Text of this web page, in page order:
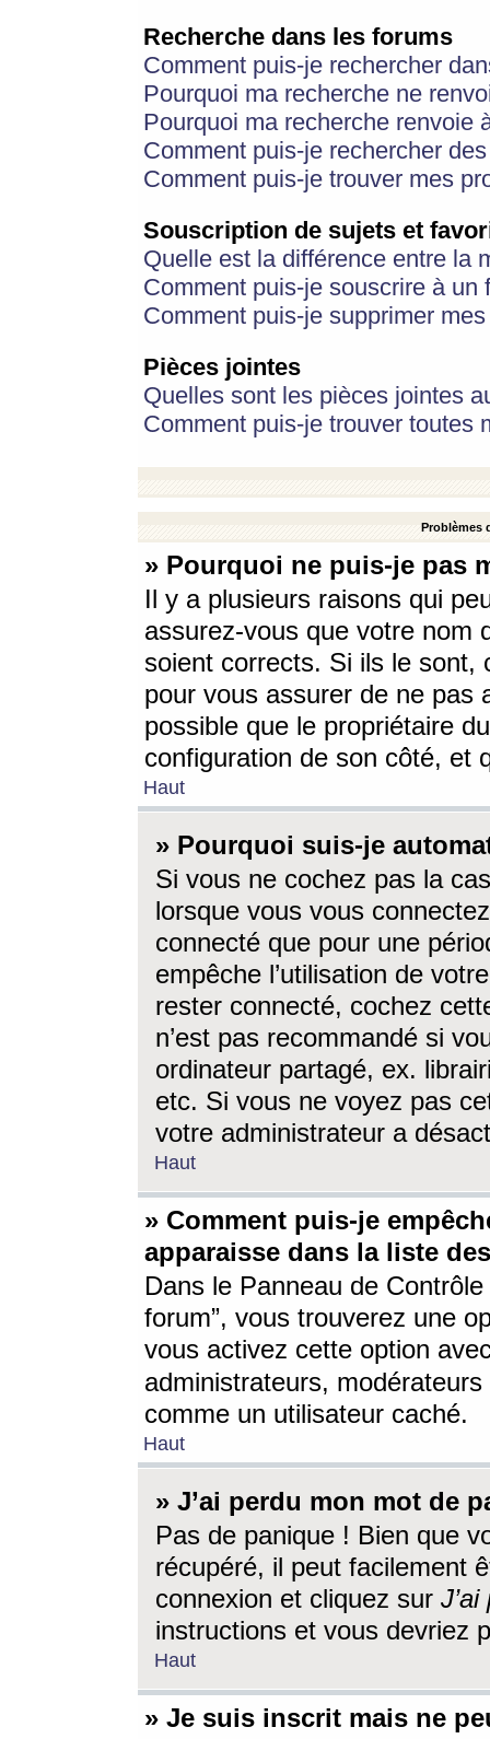
Recherche dans les forums
Comment puis-je rechercher
Pourquoi ma recherche ne
Pourquoi ma recherche renvoie
Comment puis-je rechercher
Comment puis-je trouver mes
Souscription de sujets et
Quelle est la différence entre la
Comment puis-je souscrire à
Comment puis-je supprimer
Pièces jointes
Quelles sont les pièces jointes
Comment puis-je trouver toutes
Problèmes
» Pourquoi ne puis-je pas
Il y a plusieurs raisons qui
assurez-vous que votre nom
soient corrects. Si ils le sont,
pour vous assurer de ne pas
possible que le propriétaire
configuration de son côté, et
Haut
» Pourquoi suis-je
Si vous ne cochez pas la
lorsque vous vous
connecté que pour une
empêche l’utilisation de
rester connecté, cochez
n’est pas recommandé si
ordinateur partagé, ex.
etc. Si vous ne voyez pas
votre administrateur a
Haut
» Comment puis-je
apparaisse dans la liste
Dans le Panneau de
forum”, vous trouverez une
vous activez cette option
administrateurs,
comme un utilisateur caché.
Haut
» J’ai perdu mon mot de
Pas de panique ! Bien que
récupéré, il peut facilement
connexion et cliquez sur
instructions et vous devriez
Haut
» Je suis inscrit mais ne